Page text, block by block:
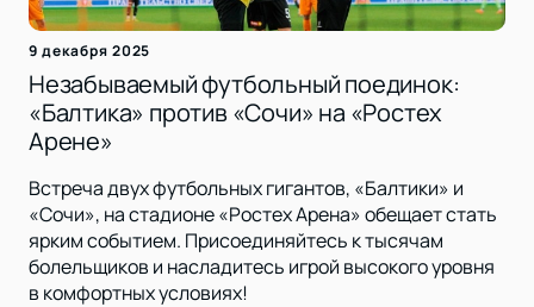
9 декабря 2025
Незабываемый футбольный поединок:
«Балтика» против «Сочи» на «Ростех
Арене»
Встреча двух футбольных гигантов, «Балтики» и
«Сочи», на стадионе «Ростех Арена» обещает стать
ярким событием. Присоединяйтесь к тысячам
болельщиков и насладитесь игрой высокого уровня
в комфортных условиях!